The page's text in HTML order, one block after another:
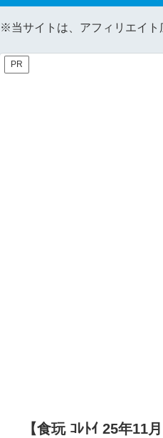
※当サイトは、アフィリエイト
PR
【食玩 ｺﾚﾄｲ 25年11